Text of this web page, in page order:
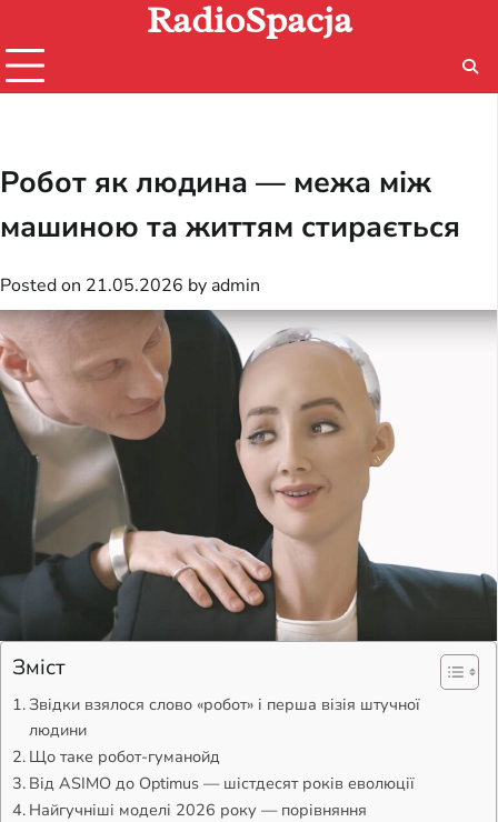
content
RadioSpacja
Робот як людина — межа між
машиною та життям стирається
Posted on 21.05.2026 by admin
Зміст
Звідки взялося слово «робот» і перша візія штучної
людини
Що таке робот-гуманойд
Від ASIMO до Optimus — шістдесят років еволюції
Найгучніші моделі 2026 року — порівняння